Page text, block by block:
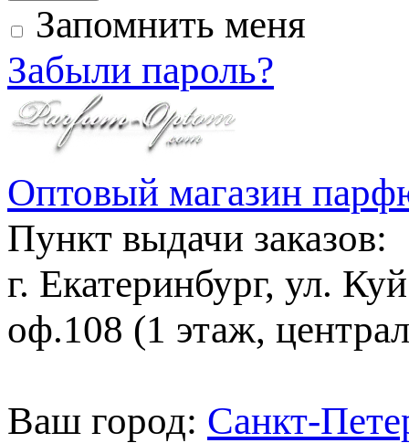
Запомнить меня
Забыли пароль?
Оптовый магазин
Пункт выдачи заказов:
г. Екатеринбург, ул.
оф.108 (1 этаж,
Ваш город: Санкт-